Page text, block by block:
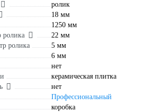
ролик
18 мм
1250 мм
ролика
22 мм
ролика
5 мм
6 мм
нет
керамическая плитка
нет
Профессиональный
коробка